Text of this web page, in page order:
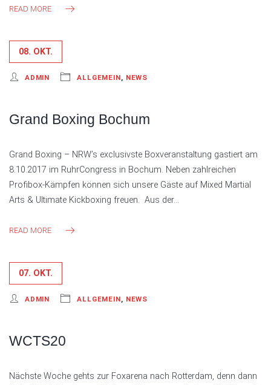
READ MORE
08. OKT.
ADMIN ALLGEMEIN NEWS
Grand Boxing Bochum
Grand Boxing – NRW’s exclusivste Boxveranstaltung gastiert am
8.10.2017 im RuhrCongress in Bochum. Neben zahlreichen
Profibox-Kämpfen können sich unsere Gäste auf Mixed Martial
Arts & Ultimate Kickboxing freuen. Aus der…
READ MORE
07. OKT.
ADMIN ALLGEMEIN NEWS
WCTS20
Nächste Woche gehts zur Foxarena nach Rotterdam, denn dann